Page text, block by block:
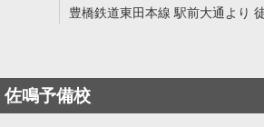
豊橋鉄道東田本線 駅前大通より
佐鳴予備校